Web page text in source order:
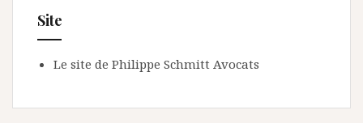
Site
Le site de Philippe Schmitt Avocats